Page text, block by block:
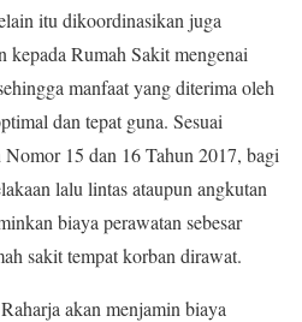
itu dikoordinasikan juga
kepada Rumah Sakit mengenai
manfaat yang diterima oleh
dan tepat guna. Sesuai
15 dan 16 Tahun 2017, bagi
lalu lintas ataupun angkutan
biaya perawatan sebesar
sakit tempat korban dirawat.
akan menjamin biaya